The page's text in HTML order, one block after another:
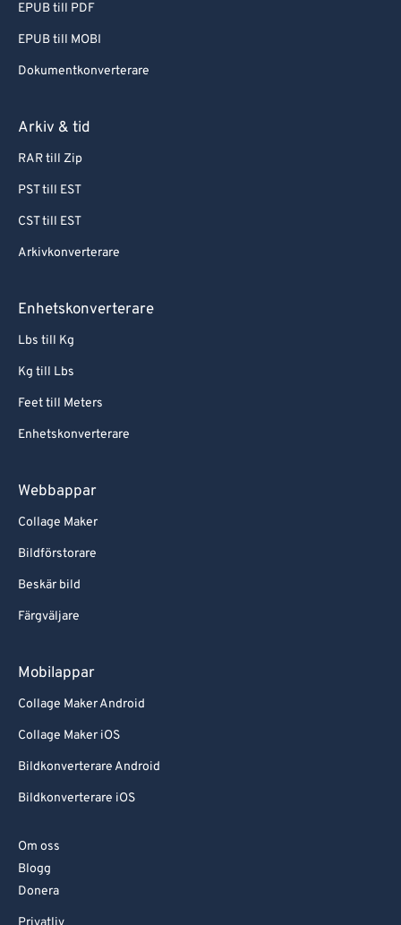
EPUB till PDF
EPUB till MOBI
Dokumentkonverterare
Arkiv & tid
RAR till Zip
PST till EST
CST till EST
Arkivkonverterare
Enhetskonverterare
Lbs till Kg
Kg till Lbs
Feet till Meters
Enhetskonverterare
Webbappar
Collage Maker
Bildförstorare
Beskär bild
Färgväljare
Mobilappar
Collage Maker Android
Collage Maker iOS
Bildkonverterare Android
Bildkonverterare iOS
Om oss
Blogg
Donera